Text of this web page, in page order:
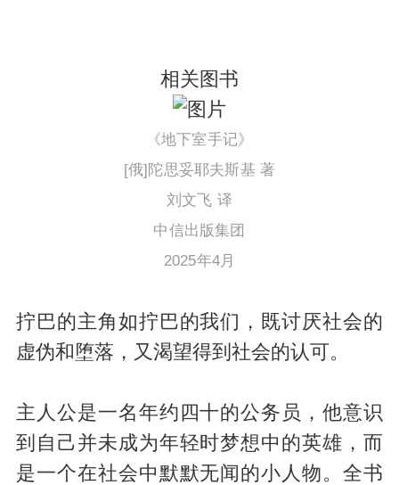
相关图书
《地下室手记》
[俄]陀思妥耶夫斯基 著
刘文飞 译
中信出版集团
2025年4月
拧巴的主角如拧巴的我们，既讨厌社会的
虚伪和堕落，又渴望得到社会的认可。
主人公是一名年约四十的公务员，他意识
到自己并未成为年轻时梦想中的英雄，而
是一个在社会中默默无闻的小人物。全书